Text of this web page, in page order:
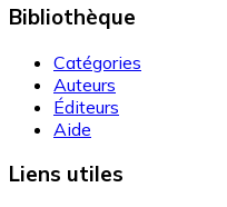
Bibliothèque
Catégories
Auteurs
Éditeurs
Aide
Liens utiles